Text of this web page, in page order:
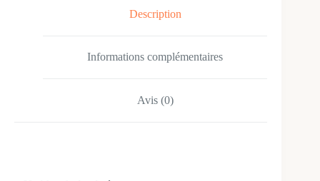
Description
Informations complémentaires
Avis (0)